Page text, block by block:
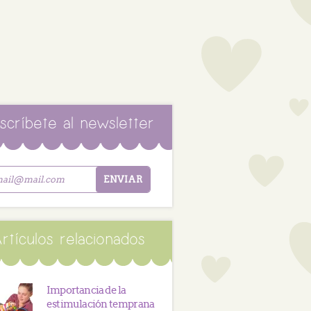
al newsletter
relacionados
Importancia de la
estimulación temprana